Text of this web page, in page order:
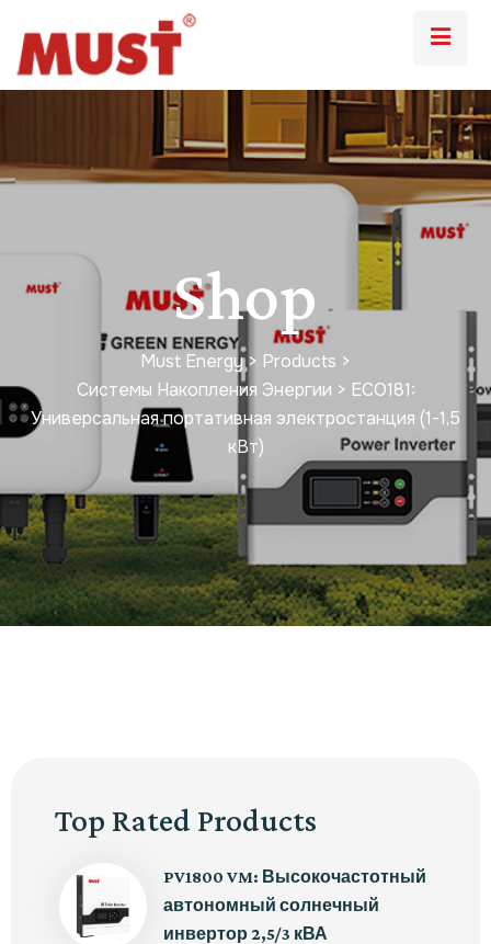
Shop
Must Energy> Products >
Системы Накопления Энергии > ECO181:
Универсальная портативная электростанция (1-1,5
кВт)
Top Rated Products
PV1800 VM: Высокочастотный
автономный солнечный
инвертор 2,5/3 кВА